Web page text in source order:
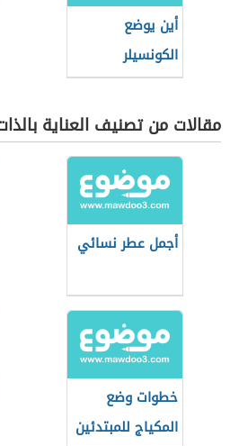
أين يوضع
الكونسيلر
مقالات من تصنيف العناية
أجمل عطر نسائي
خطوات وضع
المكياج للمبتدئين